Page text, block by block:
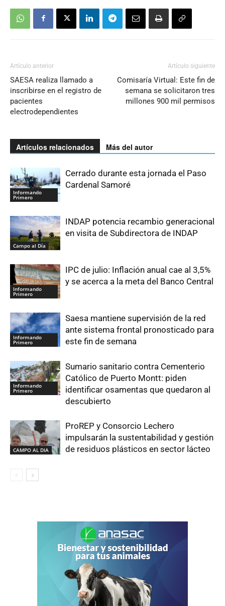
Artículo anterior
SAESA realiza llamado a
inscribirse en el registro de
pacientes
electrodependientes
Artículo siguiente
Comisaría Virtual: Este fin de
semana se solicitaron tres
millones 900 mil permisos
Artículos relacionados Más del autor
Informando
Primero
Cerrado durante esta jornada el Paso
Cardenal Samoré
Campo al Día
INDAP potencia recambio generacional
en visita de Subdirectora de INDAP
Informando
Primero
IPC de julio: Inflación anual cae al 3,5%
y se acerca a la meta del Banco Central
Informando
Primero
Saesa mantiene supervisión de la red
ante sistema frontal pronosticado para
este fin de semana
Informando
Primero
Sumario sanitario contra Cementerio
Católico de Puerto Montt: piden
identificar osamentas que quedaron al
descubierto
CAMPO AL DIA
ProREP y Consorcio Lechero
impulsarán la sustentabilidad y gestión
de residuos plásticos en sector lácteo